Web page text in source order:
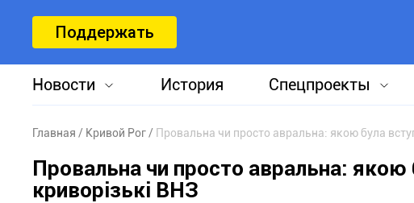
Поддержать
Новости История Спецпроекты
Главная Кривой Рог Провальна чи просто авральна: якою була
Провальна чи просто авральна: якою
криворізькі ВНЗ